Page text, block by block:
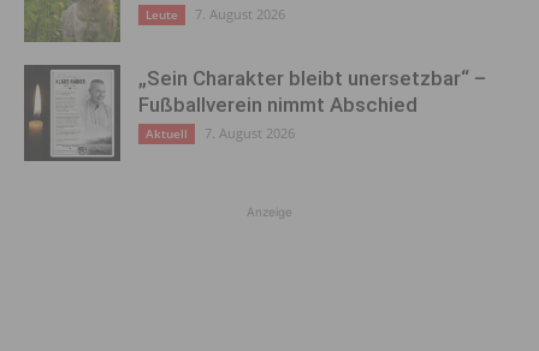
Leute 7. August 2026
„Sein Charakter bleibt unersetzbar“ –
Fußballverein nimmt Abschied
Aktuell 7. August 2026
Anzeige